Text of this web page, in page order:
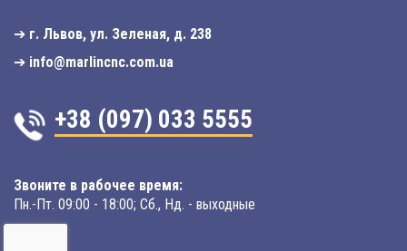
➔ г. Львов, ул. Зеленая, д. 238
➔ info@marlincnc.com.ua
+38 (097) 033 5555
Звоните в рабочее время:
Пн.-Пт. 09:00 - 18:00; Сб., Нд. - выходные